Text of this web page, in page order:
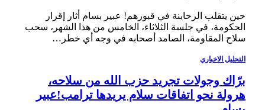
حين يتقلب الرحابنة في قبورهم! عبير بسام أثار إقرار
الحكومة، في جلسة الثلاثاء، الخامس من هذا الشهر، سحب
سلاح المقاومة، الصامد أصحابه في وجه أي خطر…
التحليل الاخباري
برّاك وجولات تجريد حزب الله من سلاحه،
هرولة نحو اتفاقات سلام يريدها ترامب!عبير